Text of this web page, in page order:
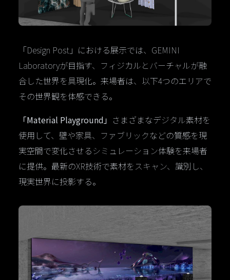
「Design Post」における展示では、GEMINI
Laboratoryが目指す、フィジカルとバーチャルが融
合した世界を具現化。来場者は、以下4つのエリアで
その世界観を体感できる。
「Material Playground」 さまざまなデジタル素材を
使用して、壁や家具、ファブリックなどの質感を現
実空間で変化させるシミュレーション体験を来場者
に提供。最新のXR技術で素材をスキャン、識別し、
現実世界に投影する。